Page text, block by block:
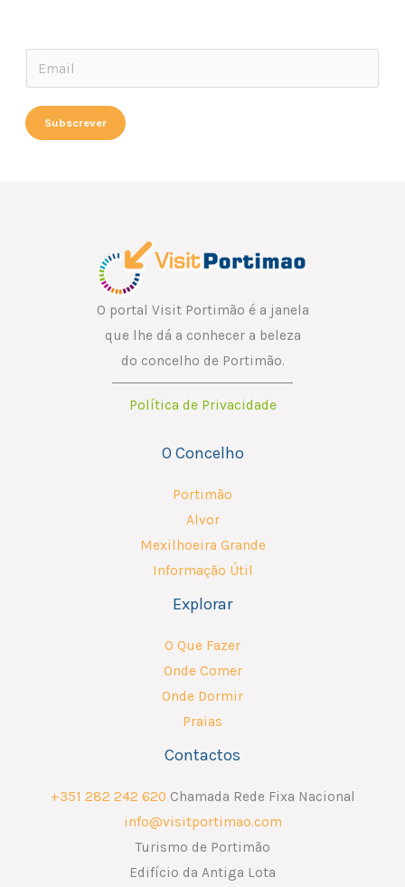
E
i
m
a
i
Subscrever
O portal Visit Portimão é a janela
que lhe dá a conhecer a beleza
do concelho de Portimão.
Política de Privacidade
O Concelho
Portimão
Alvor
Mexilhoeira Grande
Informação Útil
Explorar
O Que Fazer
Onde Comer
Onde Dormir
Praias
Contactos
+351 282 242 620 Chamada Rede Fixa Nacional
info@visitportimao.com
Turismo de Portimão
Edifício da Antiga Lota